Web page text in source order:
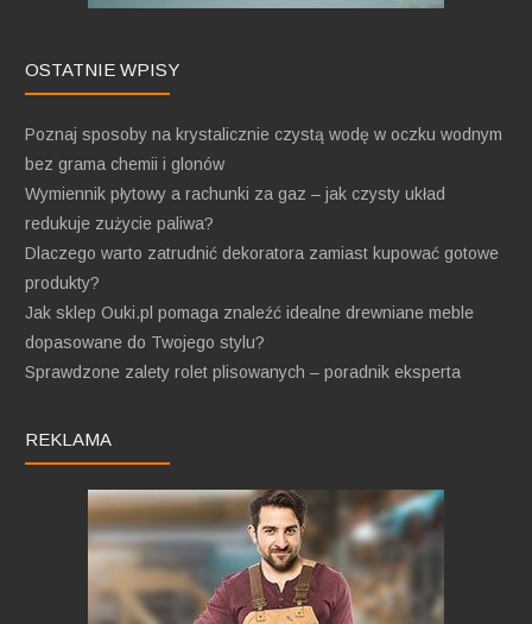
OSTATNIE WPISY
Poznaj sposoby na krystalicznie czystą wodę w oczku wodnym
bez grama chemii i glonów
Wymiennik płytowy a rachunki za gaz – jak czysty układ
redukuje zużycie paliwa?
Dlaczego warto zatrudnić dekoratora zamiast kupować gotowe
produkty?
Jak sklep Ouki.pl pomaga znaleźć idealne drewniane meble
dopasowane do Twojego stylu?
Sprawdzone zalety rolet plisowanych – poradnik eksperta
REKLAMA